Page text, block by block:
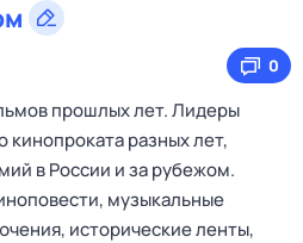
0
прошлых лет. Лидеры
кинопроката разных лет,
в России и за рубежом.
музыкальные
исторические ленты,